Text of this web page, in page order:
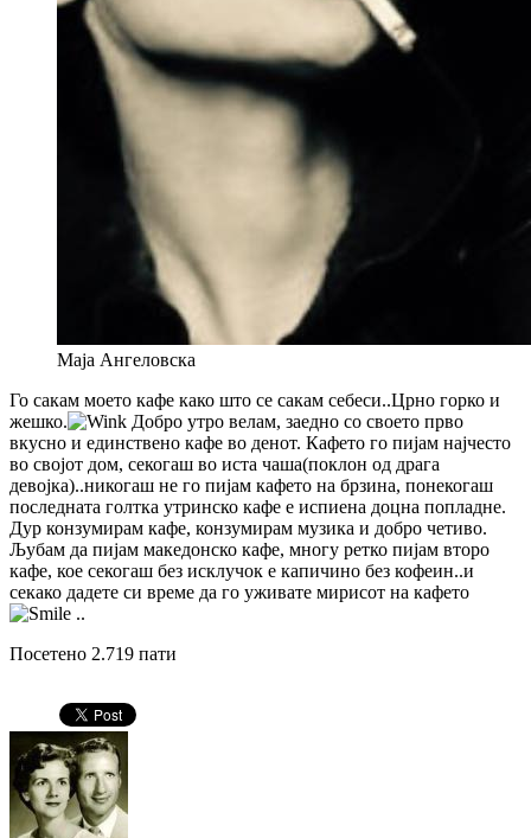
Маја Ангеловска
Го сакам моето кафе како што се сакам себеси..Црно горко и
жешко.
Добро утро велам, заедно со своето прво
вкусно и единствено кафе во денот. Кафето го пијам најчесто
во својот дом, секогаш во иста чаша(поклон од драга
девојка)..никогаш не го пијам кафето на брзина, понекогаш
последната голтка утринско кафе е испиена доцна попладне.
Дур конзумирам кафе, конзумирам музика и добро четиво.
Љубам да пијам македонско кафе, многу ретко пијам второ
кафе, кое секогаш без исклучок е капичино без кофеин..и
секако дадете си време да го уживате мирисот на кафето
..
Посетено 2.719 пати